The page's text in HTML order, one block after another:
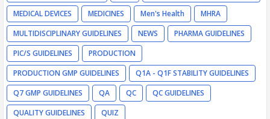
MEDICAL DEVICES
MEDICINES Men's Health
MHRA
MULTIDISCIPLINARY GUIDELINES
NEWS
PHARMA GUIDELINES
PIC/S GUIDELINES
PRODUCTION
PRODUCTION GMP GUIDELINES
Q1A - Q1F STABILITY GUIDELINES
Q7 GMP GUIDELINES
QA QC
QC GUIDELINES
QUALITY GUIDELINES
QUIZ